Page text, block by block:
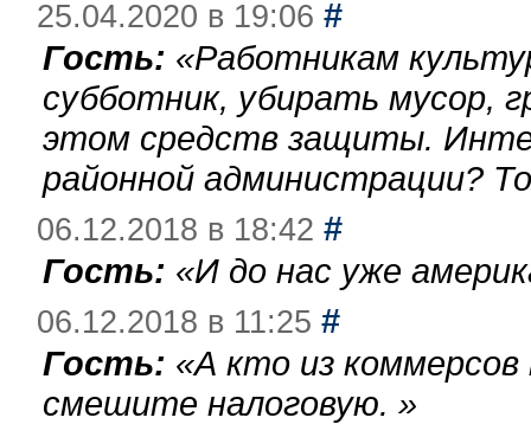
25.04.2020 в 19:06 #
Гость: «Работникам
субботник, убирать мусор,
этом средств защиты.
районной администрации?
06.12.2018 в 18:42 #
Гость: «И до нас уже
06.12.2018 в 11:25 #
Гость: «А кто из
смешите налоговую. »